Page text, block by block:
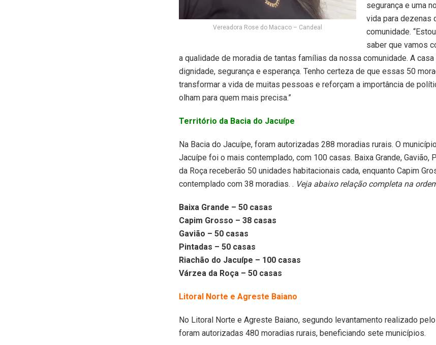
Vereadora Rose do Macaco – Candeal
segurança e uma
vida para dezenas
comunidade.
saber que vamos
a qualidade de moradia de tantas famílias da nossa comunidade. A
dignidade, segurança e esperança. Tenho certeza de que essas 50
transformar a vida de muitas pessoas e reforçam a importância de
olham para quem mais precisa.”
Território da Bacia do Jacuípe
Na Bacia do Jacuípe, foram autorizadas 288 moradias rurais. O
Jacuípe foi o mais contemplado, com 100 casas. Baixa Grande, Gavião,
da Roça receberão 50 unidades habitacionais cada, enquanto Capim
contemplado com 38 moradias. . Veja abaixo relação completa na
Baixa Grande – 50 casas
Capim Grosso – 38 casas
Gavião – 50 casas
Pintadas – 50 casas
Riachão do Jacuípe – 100 casas
Várzea da Roça – 50 casas
Litoral Norte e Agreste Baiano
No Litoral Norte e Agreste Baiano, segundo levantamento realizado
foram autorizadas 480 moradias rurais, beneficiando sete municípios.